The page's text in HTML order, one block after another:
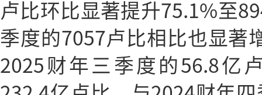
卢比环比显著提升75.1%至
季度的7057卢比相比也显著
2025财年三季度的56.8亿